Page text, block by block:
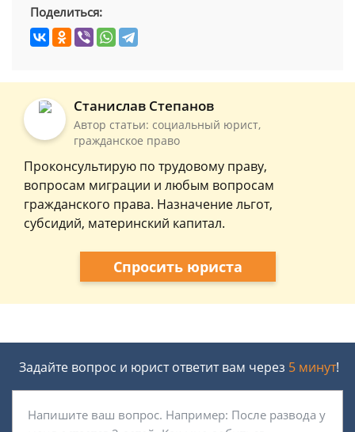
Поделиться:
Станислав Степанов
Автор статьи: социальный юрист,
гражданское право
Проконсультирую по трудовому праву,
вопросам миграции и любым вопросам
гражданского права. Назначение льгот,
субсидий, материнский капитал.
Спросить юриста
Задайте вопрос и юрист ответит вам через 5 минут!